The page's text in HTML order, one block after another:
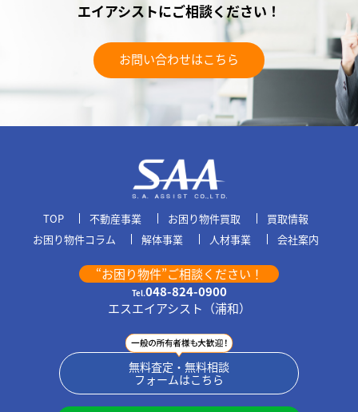
エイアシストにご相談ください！
お問い合わせはこちら
TOP 不動産事業 お困り物件買取
買取情報
お困り物件コラム
解体事業 人材事業 会社案内
“お困り物件”ご相談ください！
Tel.048-824-0900
エスエイアシスト（浦和）
無料査定・無料相談
フォームはこちら